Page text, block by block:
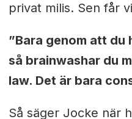
privat milis. Sen får
”Bara genom att
så brainwashar du
law. Det är bara
Så säger Jocke när